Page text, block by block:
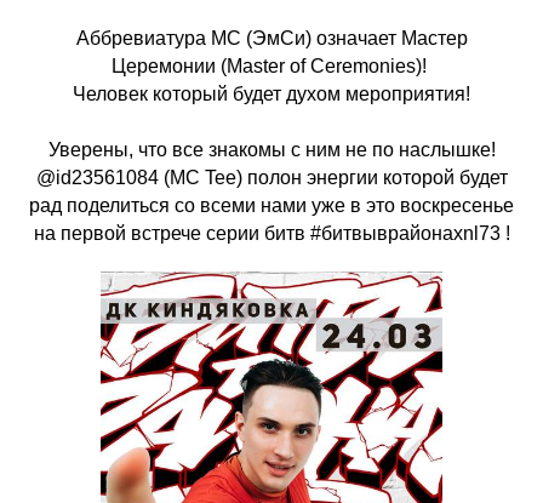
Аббревиатура MC (ЭмСи) означает Мастер
Церемонии (Master of Ceremonies)!
Человек который будет духом мероприятия!
Уверены, что все знакомы с ним не по наслышке!
@id23561084 (MC Tee) полон энергии которой будет
рад поделиться со всеми нами уже в это воскресенье
на первой встрече серии битв #битвыврайонахnl73 !